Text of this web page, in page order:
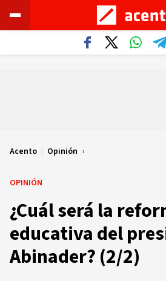
Acento | Opinión
OPINIÓN
¿Cuál será la
educativa del
Abinader? (2/2)